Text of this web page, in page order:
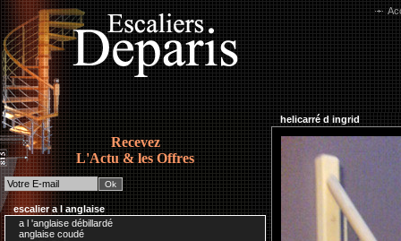
Recevez
L'Actu & les Offres
escalier a l anglaise
a l 'anglaise débillardé
anglaise coudé
helicarré d ingrid